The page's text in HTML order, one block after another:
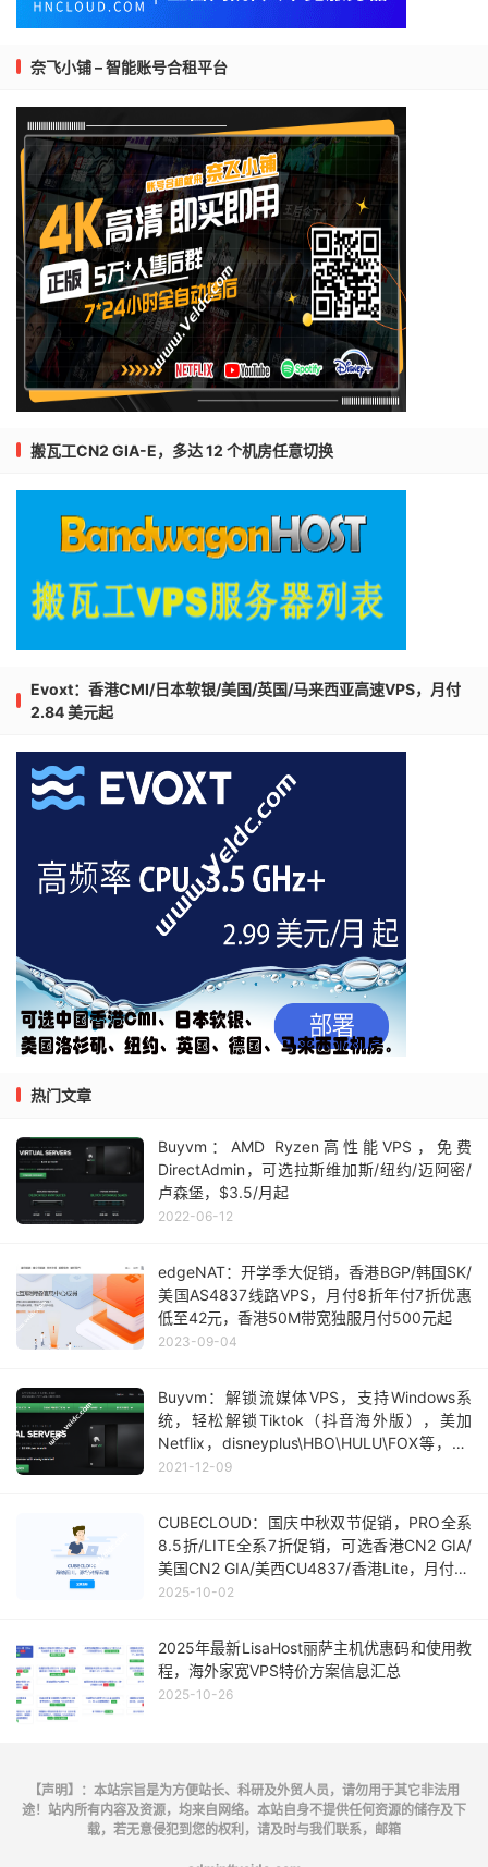
奈飞小铺 – 智能账号合租平台
搬瓦工CN2 GIA-E，多达 12 个机房任意切换
Evoxt：香港CMI/日本软银/美国/英国/马来西亚高速VPS，月付
2.84 美元起
热门文章
Buyvm：AMD Ryzen高性能VPS，免费
DirectAdmin，可选拉斯维加斯/纽约/迈阿密/
卢森堡，$3.5/月起
2022-06-12
edgeNAT：开学季大促销，香港BGP/韩国SK/
美国AS4837线路VPS，月付8折年付7折优惠
低至42元，香港50M带宽独服月付500元起
2023-09-04
Buyvm：解锁流媒体VPS，支持Windows系
统，轻松解锁Tiktok（抖音海外版），美加
Netflix，disneyplus\HBO\HULU\FOX等，$5
/月起
2021-12-09
CUBECLOUD：国庆中秋双节促销，PRO全系
8.5折/LITE全系7折促销，可选香港CN2 GIA/
美国CN2 GIA/美西CU4837/香港Lite，月付27
元起
2025-10-02
2025年最新LisaHost丽萨主机优惠码和使用教
程，海外家宽VPS特价方案信息汇总
2025-10-26
【声明】：本站宗旨是为方便站长、科研及外贸人员，请勿用于其它非法用
途！站内所有内容及资源，均来自网络。本站自身不提供任何资源的储存及下
载，若无意侵犯到您的权利，请及时与我们联系，邮箱